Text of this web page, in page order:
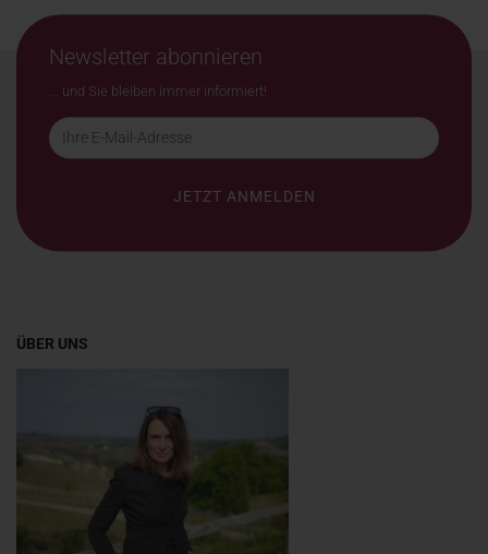
Newsletter abonnieren
... und Sie bleiben immer informiert!
ÜBER UNS